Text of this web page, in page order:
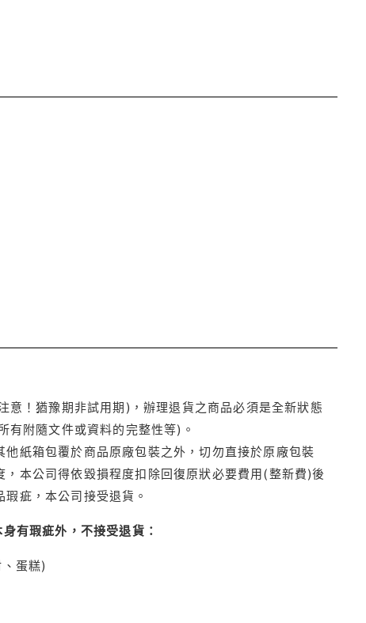
！猶豫期非試用期)，辦理退貨之商品必須是全新狀態
附隨文件或資料的完整性等)。
紙箱包覆於商品原廠包裝之外，切勿直接於原廠包裝
本公司得依毀損程度扣除回復原狀必要費用(整新費)後
疵，本公司接受退貨。
有瑕疵外，不接受退貨：
蛋糕)